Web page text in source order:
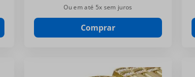
Ou em até 5x sem juros
Comprar